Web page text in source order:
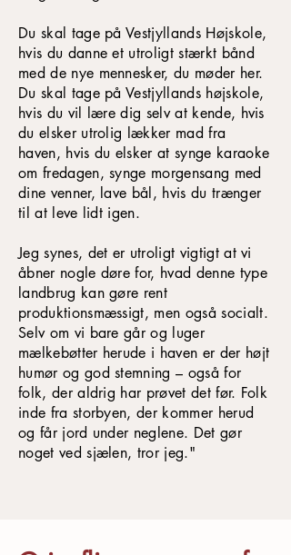
Du skal tage på Vestjyllands Højskole,
hvis du danne et utroligt stærkt bånd
med de nye mennesker, du møder her.
Du skal tage på Vestjyllands højskole,
hvis du vil lære dig selv at kende, hvis
du elsker utrolig lækker mad fra
haven, hvis du elsker at synge karaoke
om fredagen, synge morgensang med
dine venner, lave bål, hvis du trænger
til at leve lidt igen.
Jeg synes, det er utroligt vigtigt at vi
åbner nogle døre for, hvad denne type
landbrug kan gøre rent
produktionsmæssigt, men også socialt.
Selv om vi bare går og luger
mælkebøtter herude i haven er der højt
humør og god stemning – også for
folk, der aldrig har prøvet det før. Folk
inde fra storbyen, der kommer herud
og får jord under neglene. Det gør
noget ved sjælen, tror jeg."